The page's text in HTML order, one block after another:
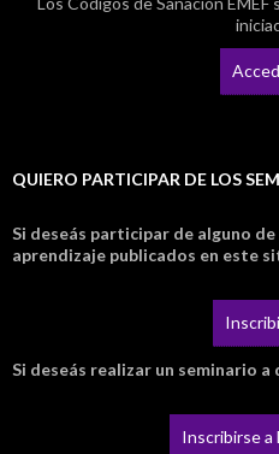
QUIERO PARTICIPAR DE LOS
Si deseás participar de alguno
aprendizaje publicados en este
Si deseás realizar un seminario a
Inscribirse a